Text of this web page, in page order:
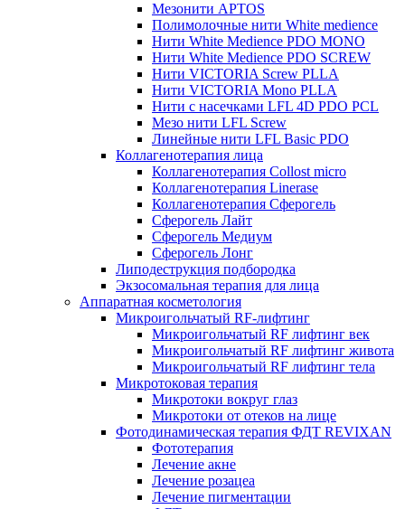
Мезонити APTOS
Полимолочные нити White medience
Нити White Medience PDO MONO
Нити White Medience PDO SCREW
Нити VICTORIA Screw PLLA
Нити VICTORIA Mono PLLA
Нити с насечками LFL 4D PDO PCL
Мезо нити LFL Screw
Линейные нити LFL Basic PDO
Коллагенотерапия лица
Коллагенотерапия Collost micro
Коллагенотерапия Linerase
Коллагенотерапия Сферогель
Сферогель Лайт
Сферогель Медиум
Сферогель Лонг
Липодеструкция подбородка
Экзосомальная терапия для лица
Аппаратная косметология
Микроигольчатый RF-лифтинг
Микроигольчатый RF лифтинг век
Микроигольчатый RF лифтинг живота
Микроигольчатый RF лифтинг тела
Микротоковая терапия
Микротоки вокруг глаз
Микротоки от отеков на лице
Фотодинамическая терапия ФДТ REVIXAN
Фототерапия
Лечение акне
Лечение розацеа
Лечение пигментации